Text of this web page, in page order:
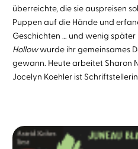
überreichte, die sie auspreisen
Puppen auf die Hände und
Geschichten … und wenig später
Hollowwurde ihr gemeinsames
gewann. Heute arbeitet Sharon
Jocelyn Koehler ist